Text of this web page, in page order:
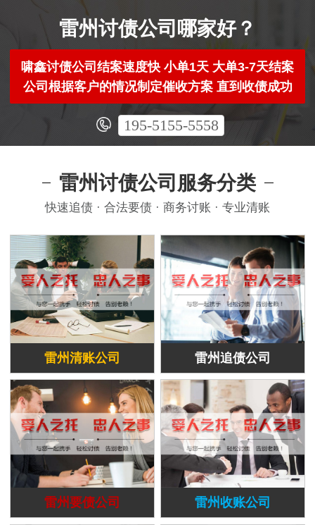
雷州讨债公司哪家好？
啸鑫讨债公司结案速度快 小单1天 大单3-7天结案
公司根据客户的情况制定催收方案 直到收债成功
195-5155-5558
雷州讨债公司服务分类
快速追债 · 合法要债 · 商务讨账 · 专业清账
雷州清账公司 雷州追债公司
雷州要债公司 雷州收账公司